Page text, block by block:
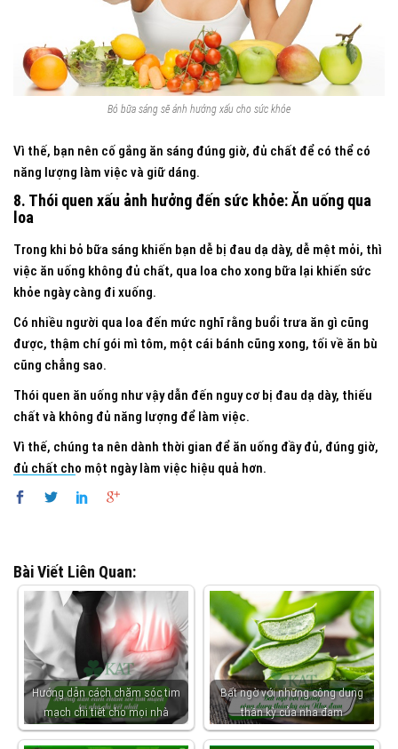
Bỏ bữa sáng sẽ ảnh hưởng xấu cho sức khỏe
Vì thế, bạn nên cố gắng ăn sáng đúng giờ, đủ chất để có thể có
năng lượng làm việc và giữ dáng.
8. Thói quen xấu ảnh hưởng đến sức khỏe: Ăn uống qua
loa
Trong khi bỏ bữa sáng khiến bạn dễ bị đau dạ dày, dễ mệt mỏi, thì
việc ăn uống không đủ chất, qua loa cho xong bữa lại khiến sức
khỏe ngày càng đi xuống.
Có nhiều người qua loa đến mức nghĩ rằng buổi trưa ăn gì cũng
được, thậm chí gói mì tôm, một cái bánh cũng xong, tối về ăn bù
cũng chẳng sao.
Thói quen ăn uống như vậy dẫn đến nguy cơ bị đau dạ dày, thiếu
chất và không đủ năng lượng để làm việc.
Vì thế, chúng ta nên dành thời gian để ăn uống đầy đủ, đúng giờ,
đủ chất cho một ngày làm việc hiệu quả hơn.
Bài Viết Liên Quan:
Hướng dẫn cách chăm sóc tim
mạch chi tiết cho mọi nhà
Bất ngờ với những công dụng
thần kỳ của nha đam